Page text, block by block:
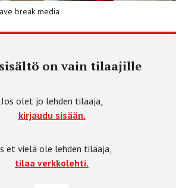
break media
on vain tilaajille
Jos olet jo lehden tilaaja,
kirjaudu sisään.
et vielä ole lehden tilaaja,
tilaa verkkolehti.